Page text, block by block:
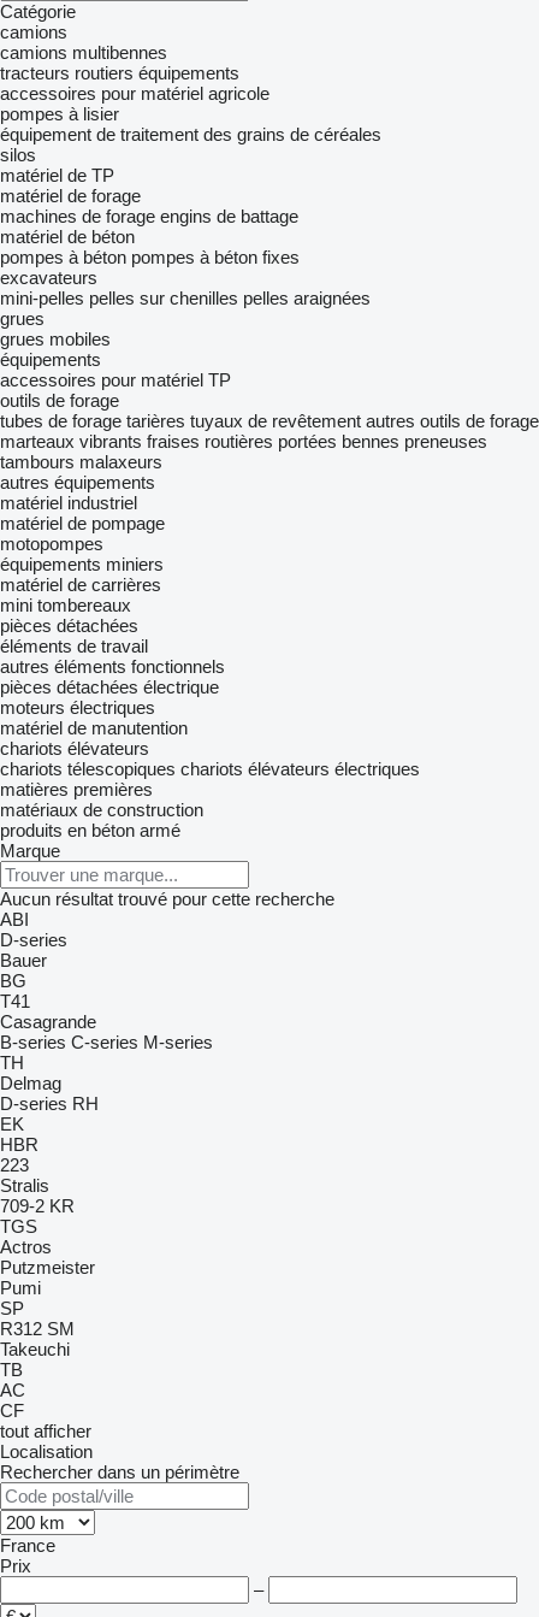
Catégorie
camions
camions multibennes
tracteurs routiers équipements
accessoires pour matériel agricole
pompes à lisier
équipement de traitement des grains de céréales
silos
matériel de TP
matériel de forage
machines de forage engins de battage
matériel de béton
pompes à béton pompes à béton fixes
excavateurs
mini-pelles pelles sur chenilles pelles araignées
grues
grues mobiles
équipements
accessoires pour matériel TP
outils de forage
tubes de forage tarières tuyaux de revêtement autres outils de forage
marteaux vibrants fraises routières portées bennes preneuses
tambours malaxeurs
autres équipements
matériel industriel
matériel de pompage
motopompes
équipements miniers
matériel de carrières
mini tombereaux
pièces détachées
éléments de travail
autres éléments fonctionnels
pièces détachées électrique
moteurs électriques
matériel de manutention
chariots élévateurs
chariots télescopiques chariots élévateurs électriques
matières premières
matériaux de construction
produits en béton armé
Marque
Aucun résultat trouvé pour cette recherche
ABI
D-series
Bauer
BG
T41
Casagrande
B-series C-series M-series
TH
Delmag
D-series RH
EK
HBR
223
Stralis
709-2 KR
TGS
Actros
Putzmeister
Pumi
SP
R312 SM
Takeuchi
TB
AC
CF
tout afficher
Localisation
Rechercher dans un périmètre
France
Prix
–